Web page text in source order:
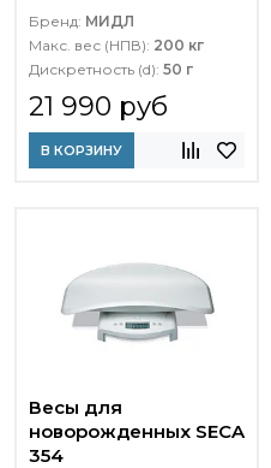
Бренд: МИДЛ
Макс. вес (НПВ): 200 кг
Дискретность (d): 50 г
21 990 руб
В КОРЗИНУ
Весы для
новорожденных SECA
354